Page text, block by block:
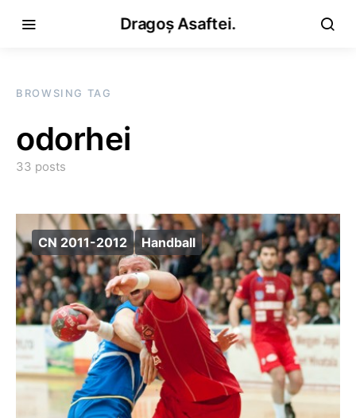
Dragoș Asaftei.
BROWSING TAG
odorhei
33 posts
CN 2011-2012 Handball